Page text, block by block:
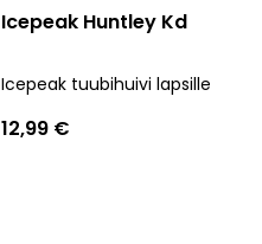
Icepeak Huntley Kd
Icepeak tuubihuivi lapsille
12,99 €